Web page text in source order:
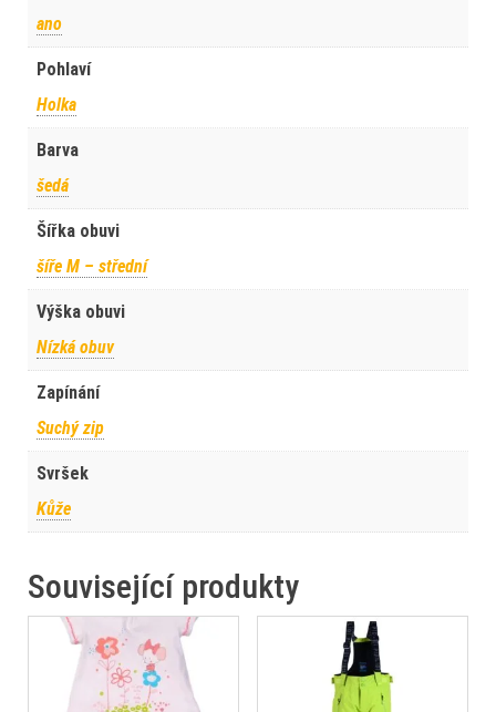
ano
Pohlaví
Holka
Barva
šedá
Šířka obuvi
šíře M – střední
Výška obuvi
Nízká obuv
Zapínání
Suchý zip
Svršek
Kůže
Související produkty